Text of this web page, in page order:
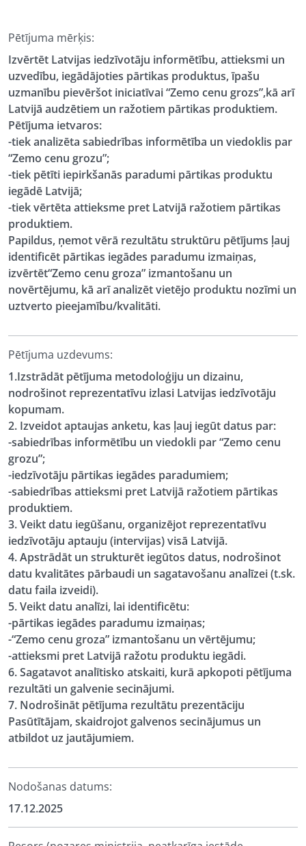
Pētījuma mērķis:
Izvērtēt Latvijas iedzīvotāju informētību, attieksmi un
uzvedību, iegādājoties pārtikas produktus, īpašu
uzmanību pievēršot iniciatīvai “Zemo cenu grozs”,kā arī
Latvijā audzētiem un ražotiem pārtikas produktiem.
Pētījuma ietvaros:
-tiek analizēta sabiedrības informētība un viedoklis par
“Zemo cenu grozu”;
-tiek pētīti iepirkšanās paradumi pārtikas produktu
iegādē Latvijā;
-tiek vērtēta attieksme pret Latvijā ražotiem pārtikas
produktiem.
Papildus, ņemot vērā rezultātu struktūru pētījums ļauj
identificēt pārtikas iegādes paradumu izmaiņas,
izvērtēt“Zemo cenu groza” izmantošanu un
novērtējumu, kā arī analizēt vietējo produktu nozīmi un
uztverto pieejamību/kvalitāti.
Pētījuma uzdevums:
1.Izstrādāt pētījuma metodoloģiju un dizainu,
nodrošinot reprezentatīvu izlasi Latvijas iedzīvotāju
kopumam.
2. Izveidot aptaujas anketu, kas ļauj iegūt datus par:
-sabiedrības informētību un viedokli par “Zemo cenu
grozu”;
-iedzīvotāju pārtikas iegādes paradumiem;
-sabiedrības attieksmi pret Latvijā ražotiem pārtikas
produktiem.
3. Veikt datu iegūšanu, organizējot reprezentatīvu
iedzīvotāju aptauju (intervijas) visā Latvijā.
4. Apstrādāt un strukturēt iegūtos datus, nodrošinot
datu kvalitātes pārbaudi un sagatavošanu analīzei (t.sk.
datu faila izveidi).
5. Veikt datu analīzi, lai identificētu:
-pārtikas iegādes paradumu izmaiņas;
-“Zemo cenu groza” izmantošanu un vērtējumu;
-attieksmi pret Latvijā ražotu produktu iegādi.
6. Sagatavot analītisko atskaiti, kurā apkopoti pētījuma
rezultāti un galvenie secinājumi.
7. Nodrošināt pētījuma rezultātu prezentāciju
Pasūtītājam, skaidrojot galvenos secinājumus un
atbildot uz jautājumiem.
Nodošanas datums:
17.12.2025